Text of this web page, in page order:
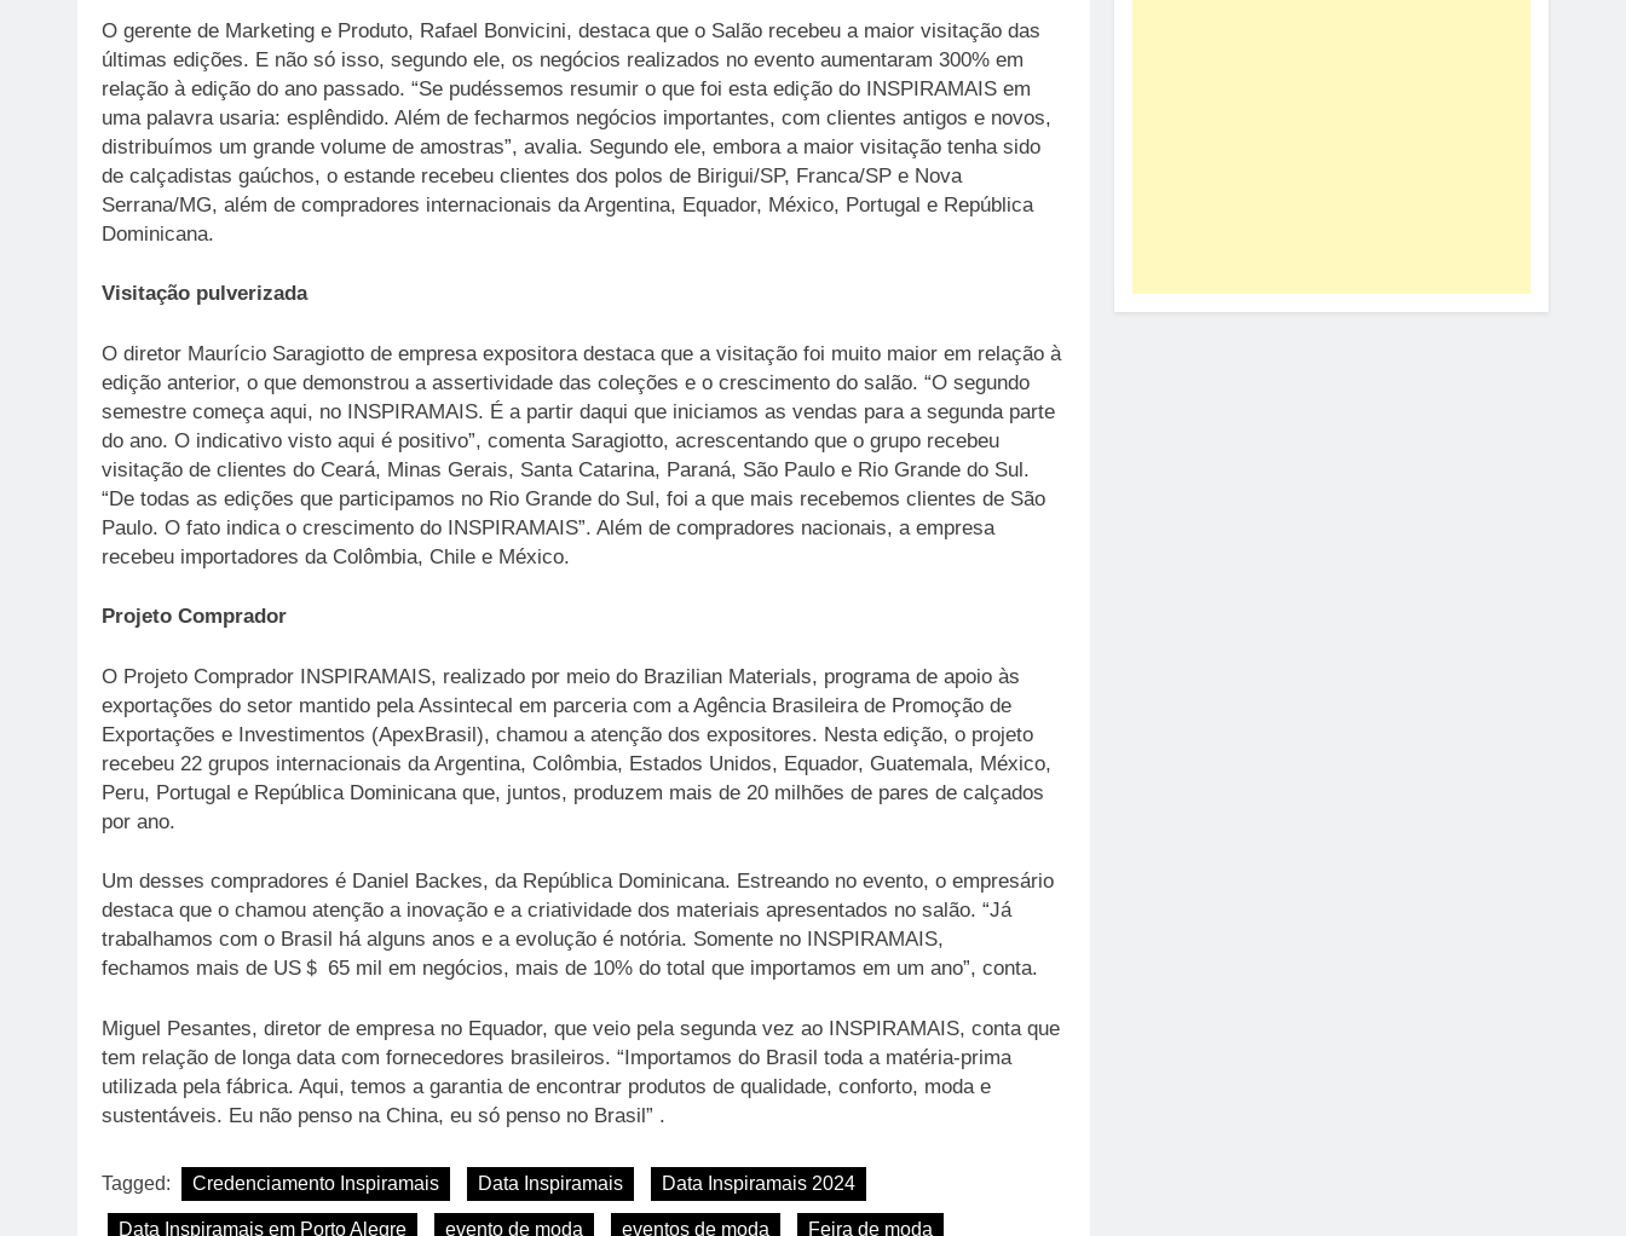
O gerente de Marketing e Produto, Rafael Bonvicini, destaca que o Salão recebeu a maior visitação das
últimas edições. E não só isso, segundo ele, os negócios realizados no evento aumentaram 300% em
relação à edição do ano passado. “Se pudéssemos resumir o que foi esta edição do INSPIRAMAIS em
uma palavra usaria: esplêndido. Além de fecharmos negócios importantes, com clientes antigos e novos,
distribuímos um grande volume de amostras”, avalia. Segundo ele, embora a maior visitação tenha sido
de calçadistas gaúchos, o estande recebeu clientes dos polos de Birigui/SP, Franca/SP e Nova
Serrana/MG, além de compradores internacionais da Argentina, Equador, México, Portugal e República
Dominicana.
Visitação pulverizada
O diretor Maurício Saragiotto de empresa expositora destaca que a visitação foi muito maior em relação à
edição anterior, o que demonstrou a assertividade das coleções e o crescimento do salão. “O segundo
semestre começa aqui, no INSPIRAMAIS. É a partir daqui que iniciamos as vendas para a segunda parte
do ano. O indicativo visto aqui é positivo”, comenta Saragiotto, acrescentando que o grupo recebeu
visitação de clientes do Ceará, Minas Gerais, Santa Catarina, Paraná, São Paulo e Rio Grande do Sul.
“De todas as edições que participamos no Rio Grande do Sul, foi a que mais recebemos clientes de São
Paulo. O fato indica o crescimento do INSPIRAMAIS”. Além de compradores nacionais, a empresa
recebeu importadores da Colômbia, Chile e México.
Projeto Comprador
O Projeto Comprador INSPIRAMAIS, realizado por meio do Brazilian Materials, programa de apoio às
exportações do setor mantido pela Assintecal em parceria com a Agência Brasileira de Promoção de
Exportações e Investimentos (ApexBrasil), chamou a atenção dos expositores. Nesta edição, o projeto
recebeu 22 grupos internacionais da Argentina, Colômbia, Estados Unidos, Equador, Guatemala, México,
Peru, Portugal e República Dominicana que, juntos, produzem mais de 20 milhões de pares de calçados
por ano.
Um desses compradores é Daniel Backes, da República Dominicana. Estreando no evento, o empresário
destaca que o chamou atenção a inovação e a criatividade dos materiais apresentados no salão. “Já
trabalhamos com o Brasil há alguns anos e a evolução é notória. Somente no INSPIRAMAIS,
fechamos mais de US＄ 65 mil em negócios, mais de 10% do total que importamos em um ano”, conta.
Miguel Pesantes, diretor de empresa no Equador, que veio pela segunda vez ao INSPIRAMAIS, conta que
tem relação de longa data com fornecedores brasileiros. “Importamos do Brasil toda a matéria-prima
utilizada pela fábrica. Aqui, temos a garantia de encontrar produtos de qualidade, conforto, moda e
sustentáveis. Eu não penso na China, eu só penso no Brasil” .
Tagged: Credenciamento Inspiramais Data Inspiramais Data Inspiramais 2024
Data Inspiramais em Porto Alegre evento de moda eventos de moda Feira de moda